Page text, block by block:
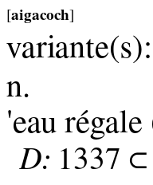
[aigacoch]
variante(s):
n.
'eau
D: 1337